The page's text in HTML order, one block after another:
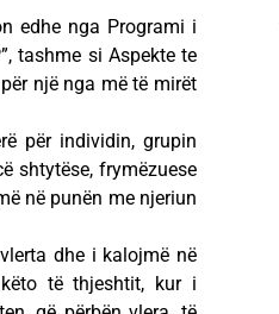
edhe nga Programi i
tashme si Aspekte te
një nga më të mirët
për individin, grupin
shtytëse, frymëzuese
në punën me njeriun
dhe i kalojmë në
të thjeshtit, kur i